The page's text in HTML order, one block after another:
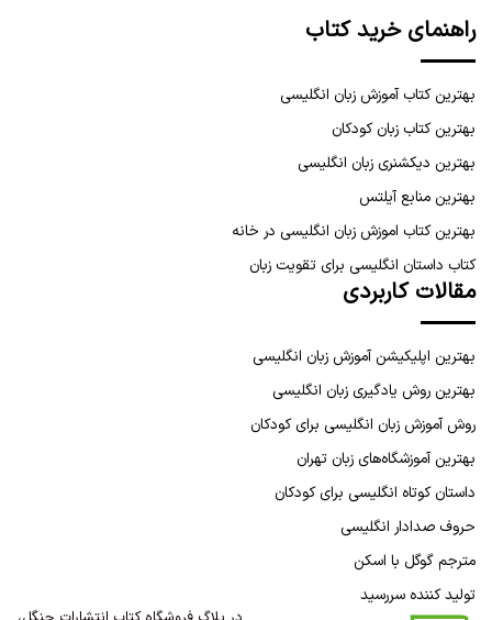
راهنمای خرید کتاب
بهترین کتاب آموزش زبان انگلیسی
بهترین کتاب زبان کودکان
بهترین دیکشنری زبان انگلیسی
بهترین منابع آیلتس
بهترین کتاب اموزش زبان انگلیسی در خانه
کتاب داستان انگلیسی برای تقویت زبان
مقالات کاربردی
بهترین اپلیکیشن آموزش زبان انگلیسی
بهترین روش یادگیری زبان انگلیسی
روش آموزش زبان انگلیسی برای کودکان
بهترین آموزشگاه‌های زبان تهران
داستان کوتاه انگلیسی برای کودکان
حروف صدادار انگلیسی
مترجم گوگل با اسکن
تولید کننده سررسید